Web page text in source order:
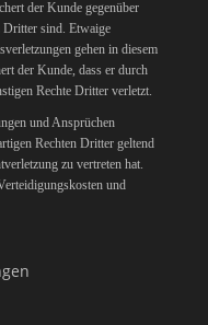
der Kunde gegenüber
sind. Etwaige
gehen in diesem
der Kunde, dass er durch
Rechte Dritter verletzt.
und Ansprüchen
Rechten Dritter geltend
zu vertreten hat.
und